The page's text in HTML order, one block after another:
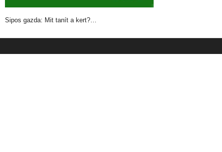
Sipos gazda: Mit tanít a kert?…